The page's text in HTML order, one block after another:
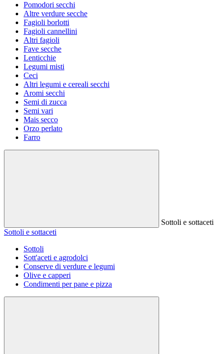
Pomodori secchi
Altre verdure secche
Fagioli borlotti
Fagioli cannellini
Altri fagioli
Fave secche
Lenticchie
Legumi misti
Ceci
Altri legumi e cereali secchi
Aromi secchi
Semi di zucca
Semi vari
Mais secco
Orzo perlato
Farro
Sottoli e sottaceti
Sottoli e sottaceti
Sottoli
Sott'aceti e agrodolci
Conserve di verdure e legumi
Olive e capperi
Condimenti per pane e pizza